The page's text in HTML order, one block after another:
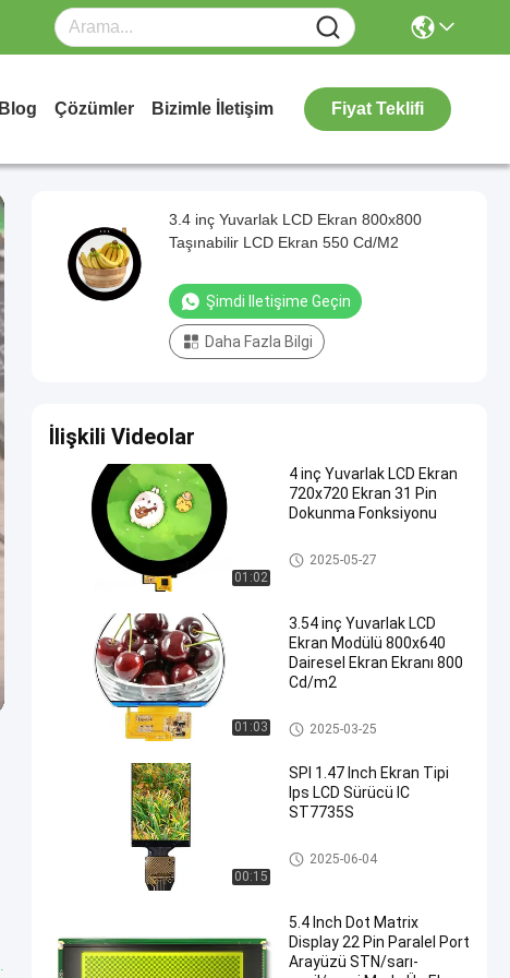
Blog Çözümler Bizimle İletişim Fiyat Teklifi
3.4 inç Yuvarlak LCD Ekran 800x800
Taşınabilir LCD Ekran 550 Cd/M2
Şimdi Iletişime Geçin
Daha Fazla Bilgi
İlişkili Videolar
01:02
4 inç Yuvarlak LCD Ekran
720x720 Ekran 31 Pin
Dokunma Fonksiyonu
Yuvarlak LCD Ekran
2025-05-27
01:03
3.54 inç Yuvarlak LCD
Ekran Modülü 800x640
Dairesel Ekran Ekranı 800
Cd/m2
Yuvarlak LCD Ekran
2025-03-25
00:15
SPI 1.47 Inch Ekran Tipi
Ips LCD Sürücü IC
ST7735S
IPS Lcd Ekran
2025-06-04
5.4 Inch Dot Matrix
Display 22 Pin Paralel Port
Arayüzü STN/sarı-